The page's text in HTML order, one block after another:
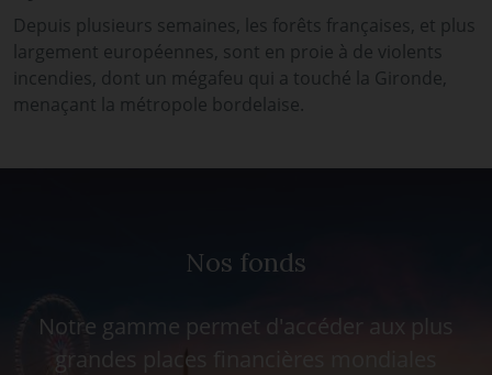
Depuis plusieurs semaines, les forêts françaises, et plus
largement européennes, sont en proie à de violents
incendies, dont un mégafeu qui a touché la Gironde,
menaçant la métropole bordelaise.
Nos fonds
Notre gamme permet d'accéder aux plus
grandes places financières mondiales